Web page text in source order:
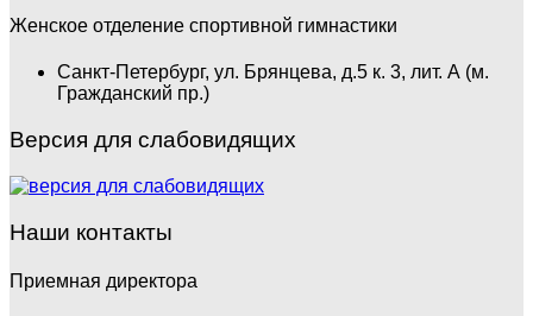
Женское отделение спортивной гимнастики
Санкт-Петербург, ул. Брянцева, д.5 к. 3, лит. А (м.
Гражданский пр.)
Версия для слабовидящих
Наши контакты
Приемная директора